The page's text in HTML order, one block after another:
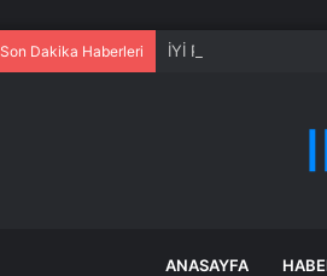
Son Dakika Haberleri İYİ Parti, Kurtulmuş
ANASAYFA